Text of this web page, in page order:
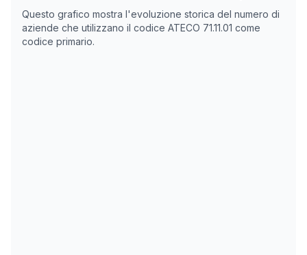
Questo grafico mostra l'evoluzione storica del numero di
aziende che utilizzano il codice ATECO 71.11.01 come
codice primario.
Data rilevazione
20/04/2025
0
15/11/2025